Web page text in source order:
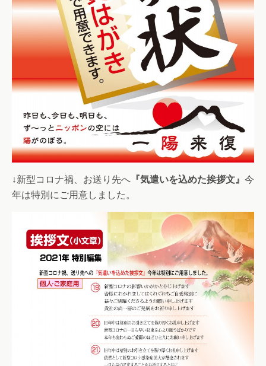
↓新型コロナ禍、お送り先へ 『気遣いを込めた挨拶文』 今
年は特別にご用意しました。